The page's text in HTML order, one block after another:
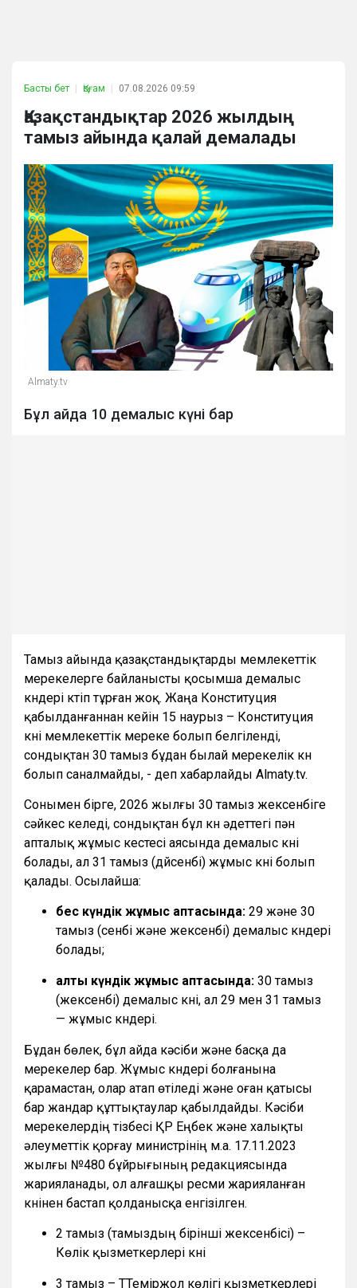
Басты бет Қоғам 07.08.2026 09:59
Қазақстандықтар 2026 жылдың
тамыз айында қалай демалады
Almaty.tv
Бұл айда 10 демалыс күні бар
Тамыз айында қазақстандықтарды мемлекеттік
мерекелерге байланысты қосымша демалыс
күндері күтіп тұрған жоқ. Жаңа Конституция
қабылданғаннан кейін 15 наурыз – Конституция
күні мемлекеттік мереке болып белгіленді,
сондықтан 30 тамыз бұдан былай мерекелік күн
болып саналмайды, - деп хабарлайды Almaty.tv.
Сонымен бірге, 2026 жылғы 30 тамыз жексенбіге
сәйкес келеді, сондықтан бұл күн әдеттегі пән
апталық жұмыс кестесі аясында демалыс күні
болады, ал 31 тамыз (дүйсенбі) жұмыс күні болып
қалады. Осылайша:
бес күндік жұмыс аптасында: 29 және 30
тамыз (сенбі және жексенбі) демалыс күндері
болады;
алты күндік жұмыс аптасында: 30 тамыз
(жексенбі) демалыс күні, ал 29 мен 31 тамыз
— жұмыс күндері.
Бұдан бөлек, бұл айда кәсіби және басқа да
мерекелер бар. Жұмыс күндері болғанына
қарамастан, олар атап өтіледі және оған қатысы
бар жандар құттықтаулар қабылдайды. Кәсіби
мерекелердің тізбесі ҚР Еңбек және халықты
әлеуметтік қорғау министрінің м.а. 17.11.2023
жылғы №480 бұйрығының редакциясында
жарияланады, ол алғашқы ресми жарияланған
күнінен бастап қолданысқа енгізілген.
2 тамыз (тамыздың бірінші жексенбісі) –
Көлік қызметкерлері күні
3 тамыз – ТТеміржол көлігі қызметкерлері